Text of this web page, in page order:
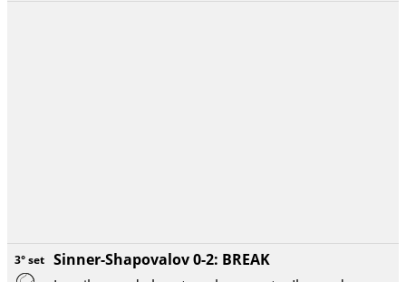
3° set Sinner-Shapovalov 0-2: BREAK